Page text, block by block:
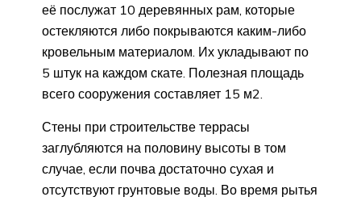
её послужат 10 деревянных рам, которые
остекляются либо покрываются каким-либо
кровельным материалом. Их укладывают по
5 штук на каждом скате. Полезная площадь
всего сооружения составляет 15 м2.
Стены при строительстве террасы
заглубляются на половину высоты в том
случае, если почва достаточно сухая и
отсутствуют грунтовые воды. Во время рытья